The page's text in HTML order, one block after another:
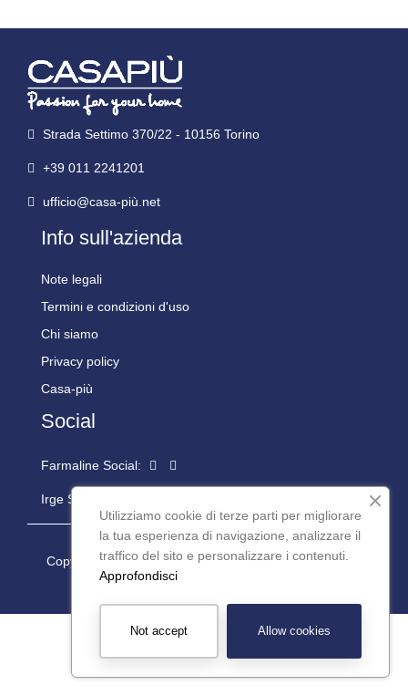
Strada Settimo 370/22 - 10156 Torino
+39 011 2241201
ufficio@casa-più.net
Info sull'azienda
Note legali
Termini e condizioni d'uso
Chi siamo
Privacy policy
Casa-più
Social
Farmaline Social:
Irge Social:
Copyright © 2024 Casapiù S.r.l. P.iva: 08977200016 -
Powered by
Utilizziamo cookie di terze parti per migliorare
la tua esperienza di navigazione, analizzare il
traffico del sito e personalizzare i contenuti.
Approfondisci
Allow cookies
Not accept